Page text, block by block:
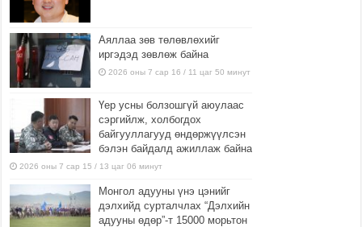
Аяллаа зөв төлөвлөхийг
иргэдэд зөвлөж байна
2026 оны 7 сар 16 / 11 цаг 50 минут
Үер усны болзошгүй аюулаас
сэргийлж, холбогдох
байгууллагууд өндөржүүлсэн
бэлэн байдалд ажиллаж байна
2026 оны 7 сар 15 / 13 цаг 06 минут
Монгол адууны үнэ цэнийг
дэлхийд сурталчлах “Дэлхийн
адууны өдөр”-т 15000 морьтон